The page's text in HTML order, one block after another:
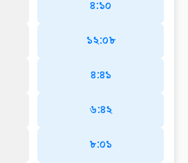
৪:১০
১২:০৮
৪:৪১
৬:৪২
৮:০১